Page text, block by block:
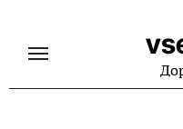
содержанию